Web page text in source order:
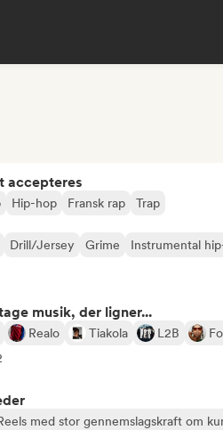
accepteres
Hip-hop Fransk rap Trap
Drill/Jersey Grime Instrumental
musik, der ligner...
Realo Tiakola L2B
med stor gennemslagskraft om